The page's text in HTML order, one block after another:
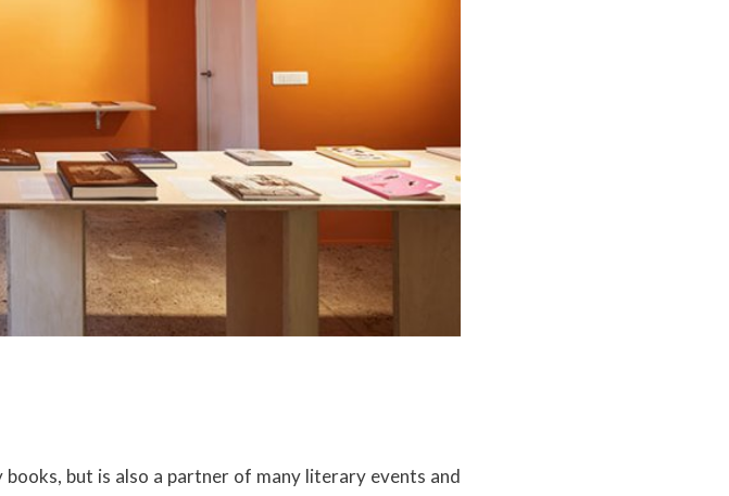
but is also a partner of many literary events and